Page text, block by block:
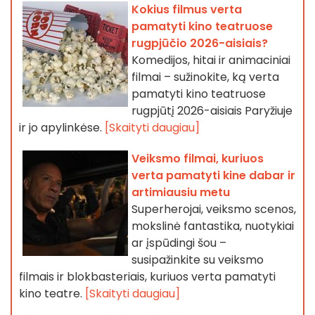
Kokius filmus verta
pamatyti kino teatruose
rugpjūčio 2026-aisiais?
Komedijos, hitai ir animaciniai
filmai – sužinokite, ką verta
pamatyti kino teatruose
rugpjūtį 2026-aisiais Paryžiuje
ir jo apylinkėse. [Skaityti daugiau]
Veiksmo filmai, kuriuos
verta pamatyti kine dabar ir
artimiausiu metu
Superherojai, veiksmo scenos,
mokslinė fantastika, nuotykiai
ar įspūdingi šou –
susipažinkite su veiksmo
filmais ir blokbasteriais, kuriuos verta pamatyti
kino teatre. [Skaityti daugiau]